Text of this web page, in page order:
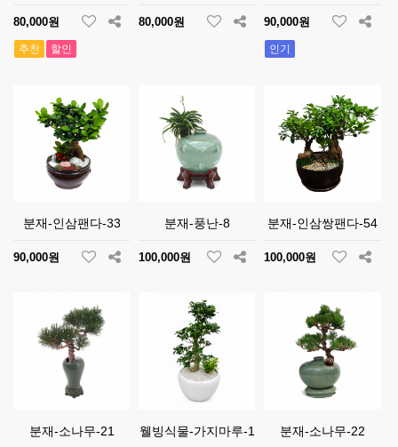
80,000원
추천 할인
80,000원 90,000원
인기
분재-인삼팬다-33
90,000원
분재-풍난-8
100,000원
분재-인삼쌍팬다-54
100,000원
분재-소나무-21 웰빙식물-가지마루-1 분재-소나무-22